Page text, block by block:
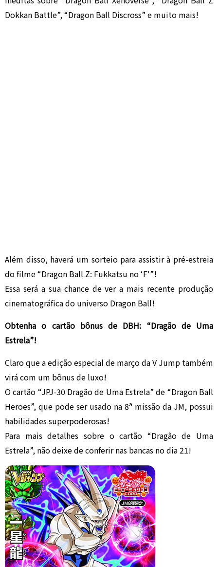
Dokkan Battle”, “Dragon Ball Discross” e muito mais!
Além disso, haverá um sorteio para assistir à pré-estreia
do filme “Dragon Ball Z: Fukkatsu no ‘F'”!
Essa será a sua chance de ver a mais recente produção
cinematográfica do universo Dragon Ball!
Obtenha o cartão bônus de DBH: “Dragão de Uma
Estrela”!
Claro que a edição especial de março da V Jump também
virá com um bônus de luxo!
O cartão “JPJ-30 Dragão de Uma Estrela” de “Dragon Ball
Heroes”, que pode ser usado na 8ª missão da JM, possui
habilidades superpoderosas!
Para mais detalhes sobre o cartão “Dragão de Uma
Estrela”, não deixe de conferir nas bancas no dia 21!